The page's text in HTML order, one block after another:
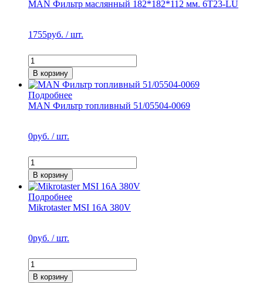
MAN Фильтр маслянный 182*182*112 мм. 6T23-LU
1755руб. / шт.
В корзину
Подробнее
MAN Фильтр топливный 51/05504-0069
0руб. / шт.
В корзину
Подробнее
Mikrotaster MSI 16A 380V
0руб. / шт.
В корзину